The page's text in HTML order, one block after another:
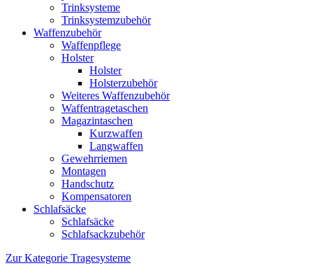
Trinksysteme
Trinksystemzubehör
Waffenzubehör
Waffenpflege
Holster
Holster
Holsterzubehör
Weiteres Waffenzubehör
Waffentragetaschen
Magazintaschen
Kurzwaffen
Langwaffen
Gewehrriemen
Montagen
Handschutz
Kompensatoren
Schlafsäcke
Schlafsäcke
Schlafsackzubehör
Zur Kategorie Tragesysteme